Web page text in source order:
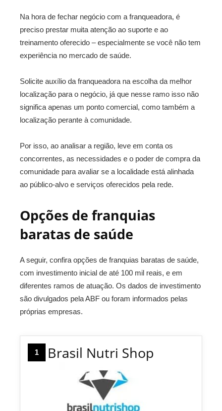
Na hora de fechar negócio com a franqueadora, é
preciso prestar muita atenção ao suporte e ao
treinamento oferecido – especialmente se você não tem
experiência no mercado de saúde.
Solicite auxílio da franqueadora na escolha da melhor
localização para o negócio, já que nesse ramo isso não
significa apenas um ponto comercial, como também a
localização perante à comunidade.
Por isso, ao analisar a região, leve em conta os
concorrentes, as necessidades e o poder de compra da
comunidade para avaliar se a localidade está alinhada
ao público-alvo e serviços oferecidos pela rede.
Opções de franquias
baratas de saúde
A seguir, confira opções de franquias baratas de saúde,
com investimento inicial de até 100 mil reais, e em
diferentes ramos de atuação. Os dados de investimento
são divulgados pela ABF ou foram informados pelas
próprias empresas.
1 Brasil Nutri Shop